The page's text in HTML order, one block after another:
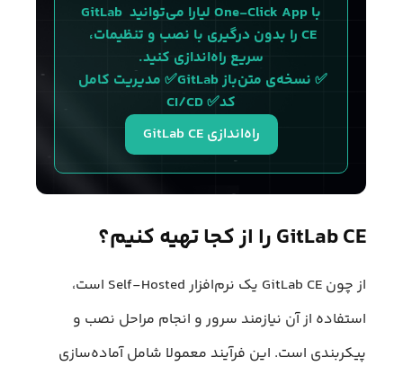
با One-Click App لیارا می‌توانید GitLab
CE را بدون درگیری با نصب و تنظیمات،
سریع راه‌اندازی کنید.
✅ نسخه‌ی متن‌باز GitLab✅ مدیریت کامل
کد✅ CI/CD
راه‌اندازی GitLab CE
GitLab CE را از کجا تهیه کنیم؟
از چون GitLab CE یک نرم‌افزار Self-Hosted است،
استفاده از آن نیازمند سرور و انجام مراحل نصب و
پیکربندی است. این فرآیند معمولا شامل آماده‌سازی